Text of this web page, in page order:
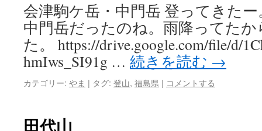
会津駒ケ岳・中門岳 登ってきた
中門岳だったのね。雨降ってた
た。 https://drive.google.com/file/d/
hmIws_SI91g … 続きを読む →
カテゴリー: やま | タグ: 登山, 福島県 | コメントする
田代山